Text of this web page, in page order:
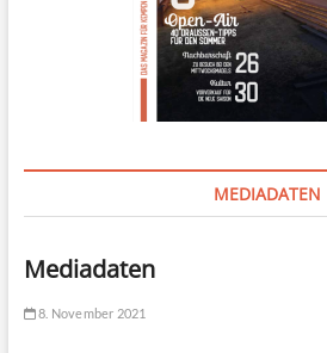
MEDIADATEN
Mediadaten
8. November 2021